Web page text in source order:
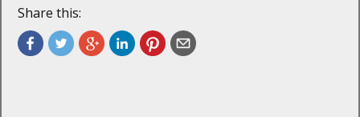
Share this: